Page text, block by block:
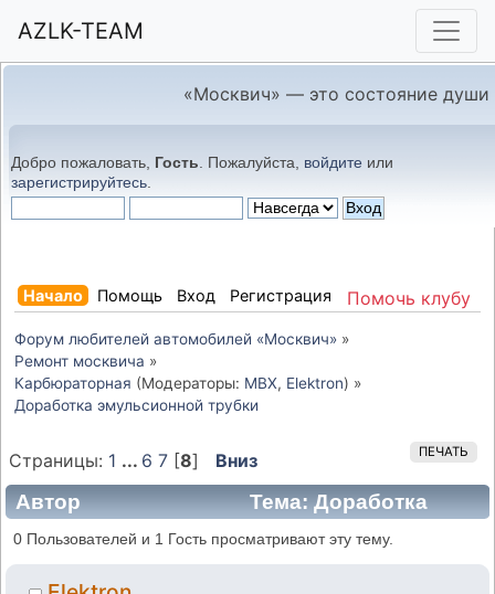
AZLK-TEAM
«Москвич» — это состояние души
Добро пожаловать, Гость . Пожалуйста, войдите или
зарегистрируйтесь
Помочь клубу
Начало Помощь Вход Регистрация
Форум любителей автомобилей «Москвич» »
Ремонт москвича »
Карбюраторная (Модераторы: MBX, Elektron) »
Доработка эмульсионной трубки
ПЕЧАТЬ
Страницы: 1 ... 6 7[8] Вниз
Автор
Тема: Доработка
эмульсионной трубки (Прочитано 121340
раз)
0 Пользователей и 1 Гость просматривают эту тему.